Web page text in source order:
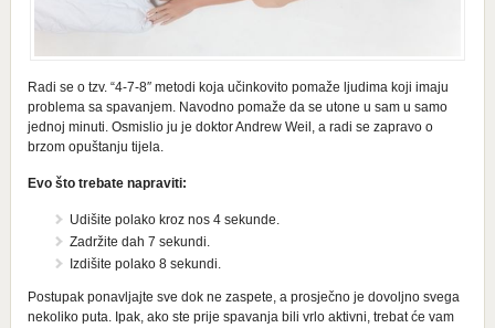
Radi se o tzv. “4-7-8″ metodi koja učinkovito pomaže ljudima koji imaju
problema sa spavanjem. Navodno pomaže da se utone u sam u samo
jednoj minuti. Osmislio ju je doktor Andrew Weil, a radi se zapravo o
brzom opuštanju tijela.
Evo što trebate napraviti:
Udišite polako kroz nos 4 sekunde.
Zadržite dah 7 sekundi.
Izdišite polako 8 sekundi.
Postupak ponavljajte sve dok ne zaspete, a prosječno je dovoljno svega
nekoliko puta. Ipak, ako ste prije spavanja bili vrlo aktivni, trebat će vam